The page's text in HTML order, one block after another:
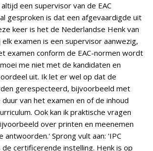
een supervisor van de EAC
gesproken is dat een afgevaardigde uit
keer is het de Nederlandse Henk van
elk examen is een supervisor aanwezig,
examen conform de EAC-normen wordt
me niet met de kandidaten en
uit. Ik let er wel op dat de
gerespecteerd, bijvoorbeeld met
van het examen en of de inhoud
Ook kan ik praktische vragen
over printen en meenemen
antwoorden.' Sprong vult aan: 'IPC
certificerende instelling. Henk is op